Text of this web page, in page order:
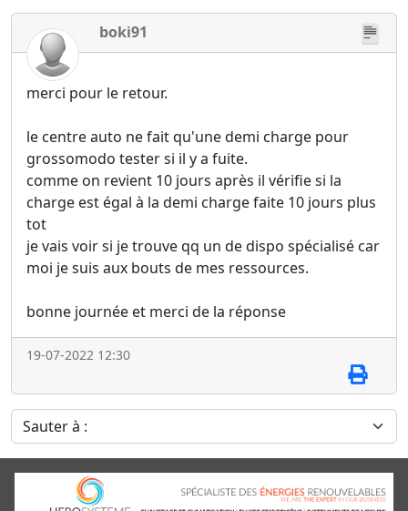
boki91
merci pour le retour.
le centre auto ne fait qu'une demi charge pour
grossomodo tester si il y a fuite.
comme on revient 10 jours après il vérifie si la
charge est égal à la demi charge faite 10 jours plus
tot
je vais voir si je trouve qq un de dispo spécialisé car
moi je suis aux bouts de mes ressources.
bonne journée et merci de la réponse
19-07-2022 12:30
Sauter à :